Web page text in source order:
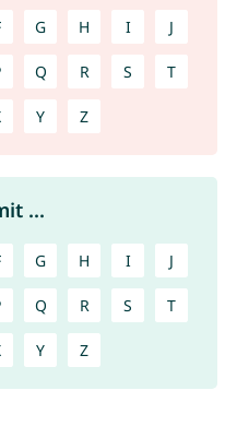
G H I J
Q R S T
Y Z
...
G H I J
Q R S T
Y Z